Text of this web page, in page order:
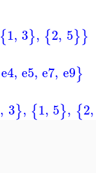
{1, 3}, {2, 5}}
e4, e5, e7, e9}
, 3}, {1, 5}, {2,